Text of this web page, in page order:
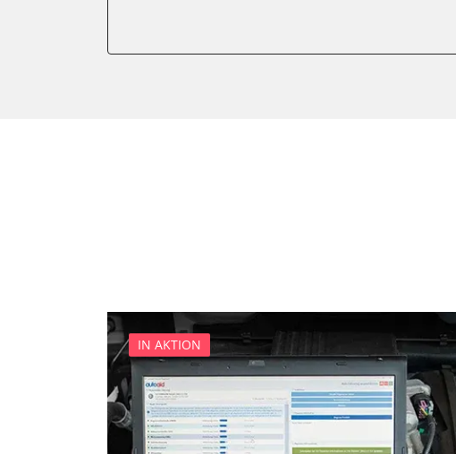
Dämpfungssystem vorne rechts
Diagnoseschnittstelle (EOBD/OBDII)
Diebstahlwarnanlage
Dynamiksteuerung
Einparkhilfe
Einparkhilfe Lenkhilfe
IN AKTION